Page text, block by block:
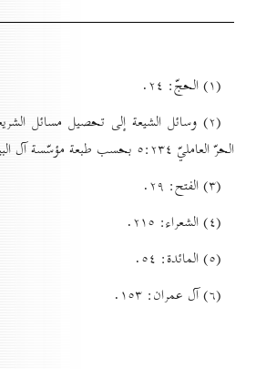
(۱) الحجّ: ۲٤.
(۲) وسائل الشيعة إلى تحصيل مسائل
الحرّ العامليّ ٥:۲۳٤ بحسب طبعة مؤسّسة آل البيت.
(۳) الفتح: ۲۹.
(٤) الشعراء: ۲۱٥.
(٥) المائدة: ٥٤.
(٦) آل عمران: ۱٥۳.